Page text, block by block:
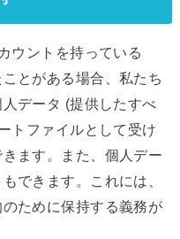
ウントを持っている
とがある場合、私たち
データ (提供したすべ
トファイルとして受け
ます。また、個人デー
できます。これには、
ために保持する義務が